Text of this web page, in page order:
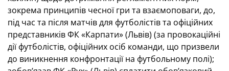
зокрема принципів чесної гри та взаємоповаги, до,
під час та після матчів для футболістів та офіційних
представників ФК «Карпати» (Львів) (за провокаційні
дії футболістів, офіційних осіб команди, що призвели
до виникнення конфронтації на футбольному полі);